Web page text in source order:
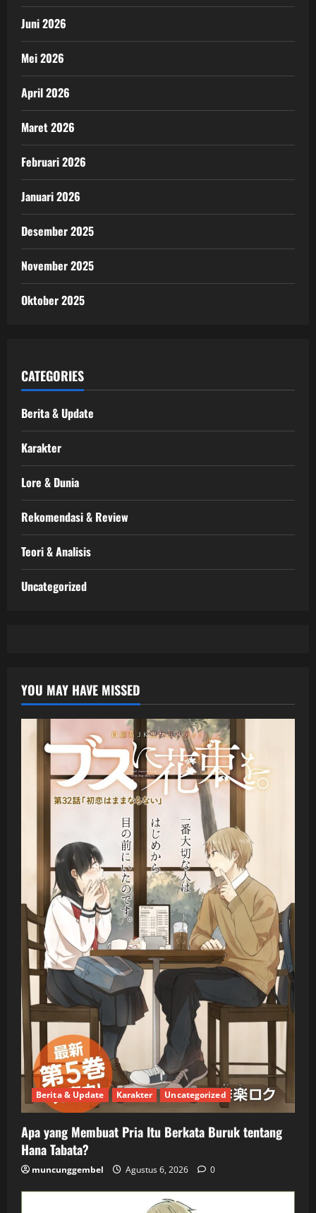
Juni 2026
Mei 2026
April 2026
Maret 2026
Februari 2026
Januari 2026
Desember 2025
November 2025
Oktober 2025
CATEGORIES
Berita & Update
Karakter
Lore & Dunia
Rekomendasi & Review
Teori & Analisis
Uncategorized
YOU MAY HAVE MISSED
Berita & Update Karakter Uncategorized
Apa yang Membuat Pria Itu Berkata Buruk tentang
Hana Tabata?
muncunggembel Agustus 6, 2026 0